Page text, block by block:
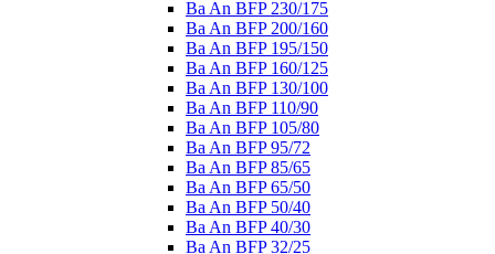
Ba An BFP 230/175
Ba An BFP 200/160
Ba An BFP 195/150
Ba An BFP 160/125
Ba An BFP 130/100
Ba An BFP 110/90
Ba An BFP 105/80
Ba An BFP 95/72
Ba An BFP 85/65
Ba An BFP 65/50
Ba An BFP 50/40
Ba An BFP 40/30
Ba An BFP 32/25